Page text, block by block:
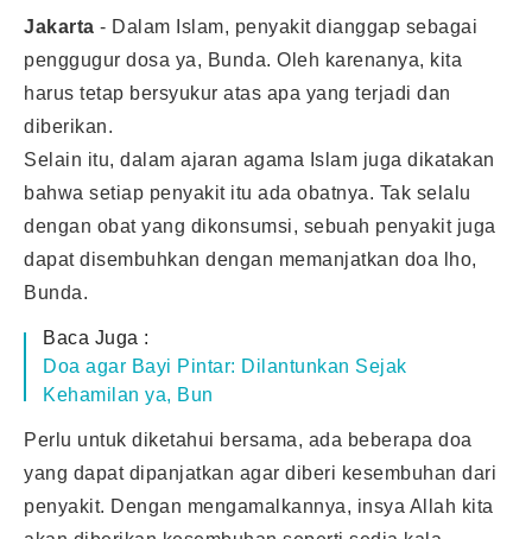
Jakarta - Dalam Islam, penyakit dianggap sebagai
penggugur dosa ya, Bunda. Oleh karenanya, kita
harus tetap bersyukur atas apa yang terjadi dan
diberikan.
Selain itu, dalam ajaran agama Islam juga dikatakan
bahwa setiap penyakit itu ada obatnya. Tak selalu
dengan obat yang dikonsumsi, sebuah penyakit juga
dapat disembuhkan dengan memanjatkan doa lho,
Bunda.
Baca Juga :
Doa agar Bayi Pintar: Dilantunkan Sejak
Kehamilan ya, Bun
Perlu untuk diketahui bersama, ada beberapa doa
yang dapat dipanjatkan agar diberi kesembuhan dari
penyakit. Dengan mengamalkannya, insya Allah kita